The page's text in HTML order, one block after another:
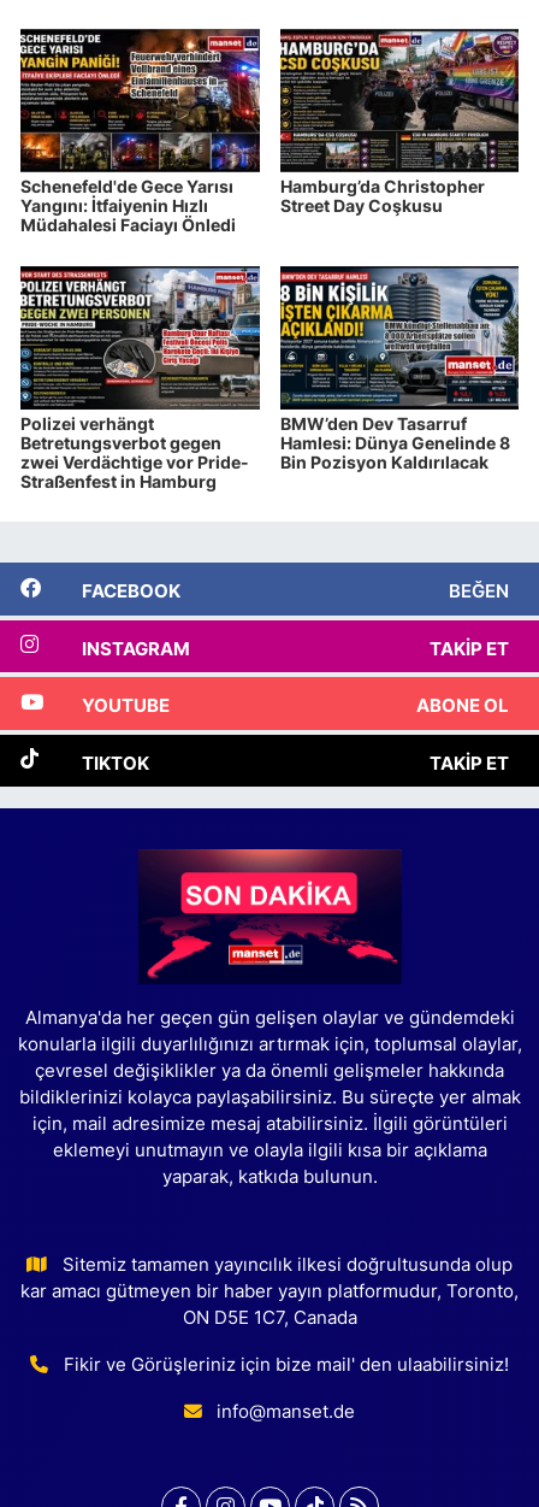
Schenefeld'de Gece Yarısı
Yangını: İtfaiyenin Hızlı
Müdahalesi Faciayı Önledi
Hamburg’da Christopher
Street Day Coşkusu
Polizei verhängt
Betretungsverbot gegen
zwei Verdächtige vor Pride-
Straßenfest in Hamburg
BMW’den Dev Tasarruf
Hamlesi: Dünya Genelinde 8
Bin Pozisyon Kaldırılacak
FACEBOOK BEĞEN
INSTAGRAM TAKIP ET
YOUTUBE ABONE OL
TIKTOK TAKIP ET
Almanya'da her geçen gün gelişen olaylar ve gündemdeki
konularla ilgili duyarlılığınızı artırmak için, toplumsal olaylar,
çevresel değişiklikler ya da önemli gelişmeler hakkında
bildiklerinizi kolayca paylaşabilirsiniz. Bu süreçte yer almak
için, mail adresimize mesaj atabilirsiniz. İlgili görüntüleri
eklemeyi unutmayın ve olayla ilgili kısa bir açıklama
yaparak, katkıda bulunun.
Sitemiz tamamen yayıncılık ilkesi doğrultusunda olup
kar amacı gütmeyen bir haber yayın platformudur, Toronto,
ON D5E 1C7, Canada
Fikir ve Görüşleriniz için bize mail' den ulaabilirsiniz!
info@manset.de